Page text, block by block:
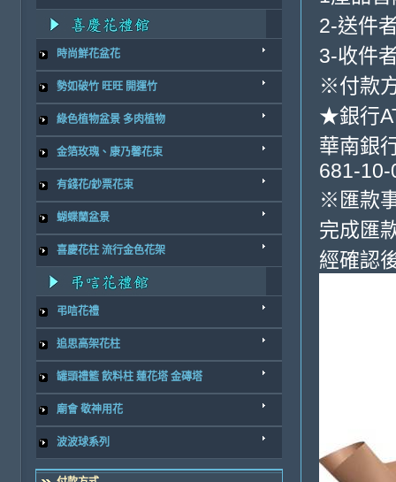
時尚鮮花盆花
勢如破竹 旺旺 開運竹
綠色植物盆景 多肉植物
金箔玫瑰、康乃馨花束
有錢花/鈔票花束
蝴蝶蘭盆景
喜慶花柱 流行金色花架
弔唁花禮
追思高架花柱
罐頭禮籃 飲料柱 蓮花塔 金磚塔
廟會 敬神用花
波波球系列
2-送件
3-收件
※付款
★銀行
華南銀
681-
※匯款
完成匯
經確認